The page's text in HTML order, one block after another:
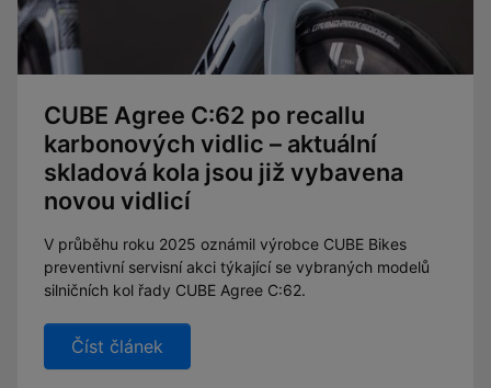
CUBE Agree C:62 po recallu
karbonových vidlic – aktuální
skladová kola jsou již vybavena
novou vidlicí
V průběhu roku 2025 oznámil výrobce CUBE Bikes
preventivní servisní akci týkající se vybraných modelů
silničních kol řady CUBE Agree C:62.
Číst článek